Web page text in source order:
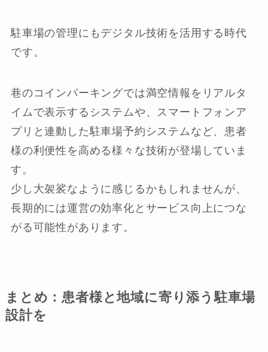
駐車場の管理にもデジタル技術を活用する時代
です。
巷のコインパーキングでは満空情報をリアルタ
イムで表示するシステムや、スマートフォンア
プリと連動した駐車場予約システムなど、患者
様の利便性を高める様々な技術が登場していま
す。
少し大袈裟なように感じるかもしれませんが、
長期的には運営の効率化とサービス向上につな
がる可能性があります。
まとめ：患者様と地域に寄り添う駐車場
設計を